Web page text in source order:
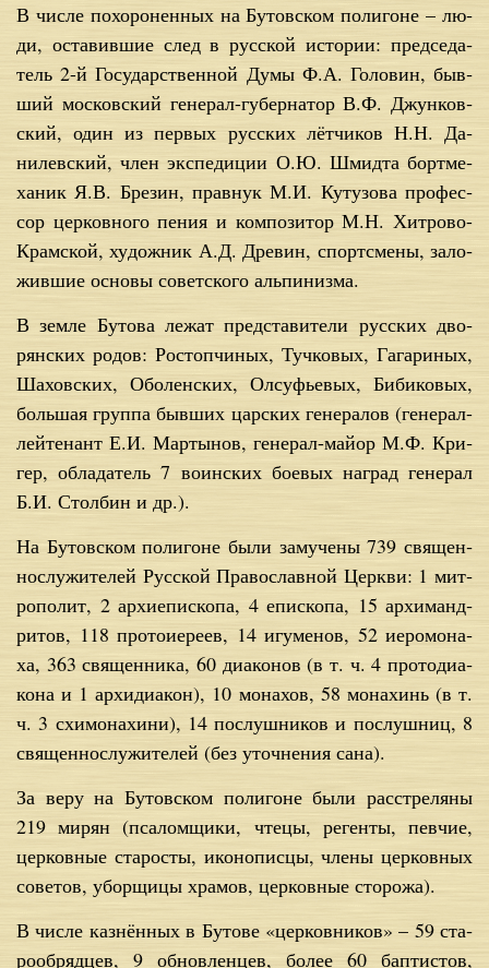
В чис­ле по­хо­ро­нен­ных на Бу­тов­ском по­ли­гоне – лю­
ди, оста­вив­шие след в рус­ской ис­то­рии: пред­се­да­
тель 2-й Го­судар­ствен­ной Ду­мы Ф.А. Го­ло­вин, быв­
ший мос­ков­ский ге­не­рал-гу­бер­на­тор В.Ф. Джун­ков­
ский, один из пер­вых рус­ских лёт­чи­ков Н.Н. Да­
нилев­ский, член экс­пе­ди­ции О.Ю. Шмид­та борт­ме­
ха­ник Я.В. Бре­зин, пра­внук М.И. Ку­ту­зо­ва про­фес­
сор цер­ков­но­го пе­ния и ком­по­зи­тор М.Н. Хит­ро­во-
Крам­ской, ху­дож­ник А.Д. Дре­вин, спортс­ме­ны, за­ло­
жив­шие ос­но­вы со­вет­ско­го аль­пи­низ­ма.
В зем­ле Бу­то­ва ле­жат пред­ста­ви­те­ли рус­ских дво­
рян­ских ро­дов: Ро­стоп­чи­ных, Туч­ко­вых, Га­га­ри­ных,
Ша­хов­ских, Обо­лен­ских, Ол­суф­ье­вых, Би­би­ко­вых,
боль­шая груп­па быв­ших цар­ских ге­не­ра­лов (ге­не­рал-
лей­те­нант Е.И. Мар­ты­нов, ге­не­рал-май­ор М.Ф. Кри­
гер, об­ла­да­тель 7 во­ин­ских бо­е­вых на­град ге­не­рал
Б.И. Стол­бин и др.).
На Бу­тов­ском по­ли­гоне бы­ли за­му­че­ны 739 свя­щен­
но­слу­жи­те­лей Рус­ской Пра­во­слав­ной Церк­ви: 1 мит­
ро­по­лит, 2 ар­хи­епи­ско­па, 4 епи­ско­па, 15 ар­хи­манд­
ри­тов, 118 про­то­и­е­ре­ев, 14 игу­ме­нов, 52 иеро­мо­на­
ха, 363 свя­щен­ни­ка, 60 диа­ко­нов (в т. ч. 4 про­то­ди­а­
ко­на и 1 ар­хи­ди­а­кон), 10 мо­на­хов, 58 мо­на­хинь (в т.
ч. 3 схи­мо­на­хи­ни), 14 по­слуш­ни­ков и по­слуш­ниц, 8
свя­щен­но­слу­жи­те­лей (без уточ­не­ния са­на).
За ве­ру на Бу­тов­ском по­ли­гоне бы­ли рас­стре­ля­ны
219 ми­рян (пса­лом­щи­ки, чте­цы, ре­ген­ты, пев­чие,
цер­ков­ные ста­ро­сты, ико­но­пис­цы, чле­ны цер­ков­ных
со­ве­тов, убор­щи­цы хра­мов, цер­ков­ные сто­ро­жа).
В чис­ле каз­нён­ных в Бу­то­ве «цер­ков­ни­ков» – 59 ста­
ро­об­ряд­цев, 9 об­нов­лен­цев, бо­лее 60 бап­ти­стов,